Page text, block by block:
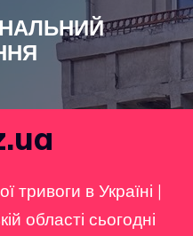
тривоги в Україні |
області сьогодні